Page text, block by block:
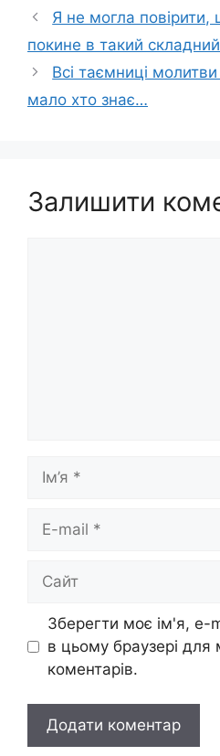
Я не могла повірити,
покине в такий
Всі таємниці
мало хто знає…
Залишити
mail
Зберегти моє ім'я, e-
в цьому браузері для
коментарів.